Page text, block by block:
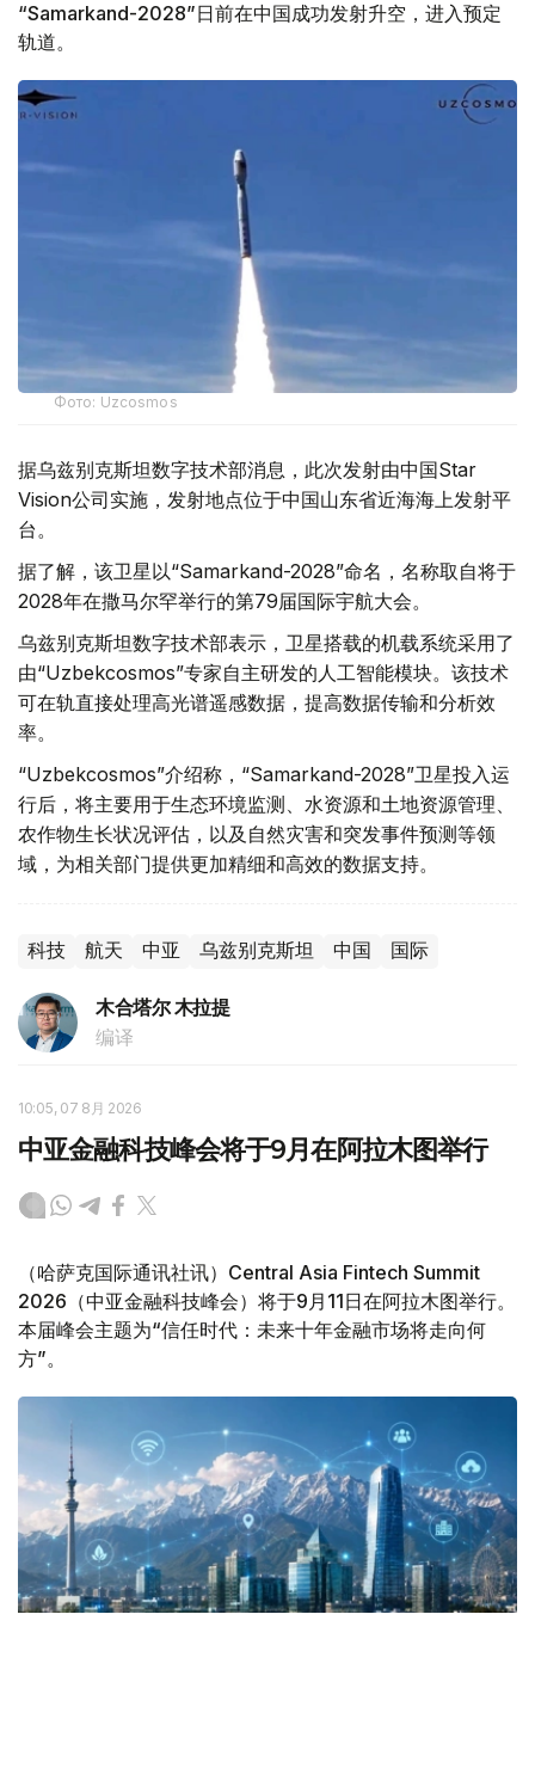
“Samarkand-2028”日前在中国成功发射升空，进入预定
轨道。
Фото: Uzcosmos
据乌兹别克斯坦数字技术部消息，此次发射由中国Star
Vision公司实施，发射地点位于中国山东省近海海上发射平
台。
据了解，该卫星以“Samarkand-2028”命名，名称取自将于
2028年在撒马尔罕举行的第79届国际宇航大会。
乌兹别克斯坦数字技术部表示，卫星搭载的机载系统采用了
由“Uzbekcosmos”专家自主研发的人工智能模块。该技术
可在轨直接处理高光谱遥感数据，提高数据传输和分析效
率。
“Uzbekcosmos”介绍称，“Samarkand-2028”卫星投入运
行后，将主要用于生态环境监测、水资源和土地资源管理、
农作物生长状况评估，以及自然灾害和突发事件预测等领
域，为相关部门提供更加精细和高效的数据支持。
科技 航天 中亚 乌兹别克斯坦 中国 国际
木合塔尔 木拉提
编译
10:05, 07 8月 2026
中亚金融科技峰会将于9月在阿拉木图举行
（哈萨克国际通讯社讯）Central Asia Fintech Summit
2026（中亚金融科技峰会）将于9月11日在阿拉木图举行。
本届峰会主题为“信任时代：未来十年金融市场将走向何
方”。